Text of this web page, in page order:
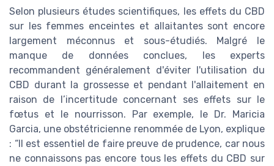
Selon plusieurs études scientifiques, les effets du CBD
sur les femmes enceintes et allaitantes sont encore
largement méconnus et sous-étudiés. Malgré le
manque de données conclues, les experts
recommandent généralement d'éviter l'utilisation du
CBD durant la grossesse et pendant l'allaitement en
raison de l’incertitude concernant ses effets sur le
fœtus et le nourrisson. Par exemple, le Dr. Maricia
Garcia, une obstétricienne renommée de Lyon, explique
: “Il est essentiel de faire preuve de prudence, car nous
ne connaissons pas encore tous les effets du CBD sur